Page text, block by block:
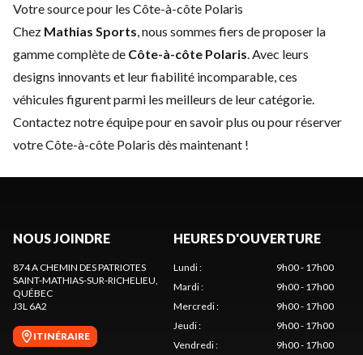
Votre source pour les Côte-à-côte Polaris
Chez Mathias Sports, nous sommes fiers de proposer la
gamme complète de Côte-à-côte Polaris. Avec leurs
designs innovants et leur fiabilité incomparable, ces
véhicules figurent parmi les meilleurs de leur catégorie.
Contactez notre équipepour en savoir plus ou pour réserver
votre Côte-à-côte Polaris dès maintenant !
NOUS JOINDRE
874 A CHEMIN DES PATRIOTES
SAINT-MATHIAS-SUR-RICHELIEU,
QUÉBEC
J3L 6A2
ITINÉRAIRE
HEURES D'OUVERTURE
Lundi:
9h00 - 17h00
Mardi:
9h00 - 17h00
Mercredi:
9h00 - 17h00
Jeudi:
9h00 - 17h00
Vendredi: 9h00 - 17h00